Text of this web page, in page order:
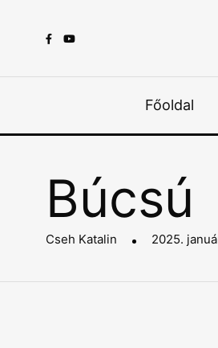
Főoldal
Búcsú
Cseh Katalin 2025.